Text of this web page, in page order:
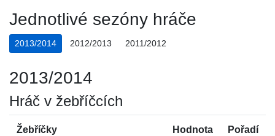
Jednotlivé sezóny hráče
2013/2014 2012/2013 2011/2012
2013/2014
Hráč v žebříčcích
Žebříčky Hodnota Pořadí